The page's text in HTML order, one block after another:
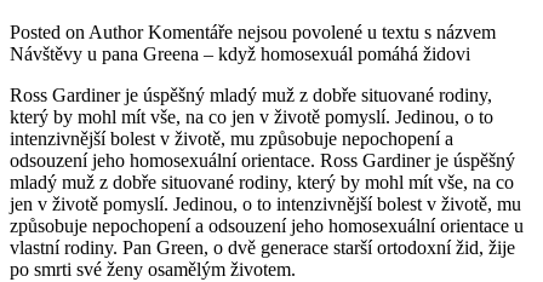
Posted on Author Komentáře nejsou povolené u textu s názvem
Návštěvy u pana Greena – když homosexuál pomáhá židovi
Ross Gardiner je úspěšný mladý muž z dobře situované rodiny,
který by mohl mít vše, na co jen v životě pomyslí. Jedinou, o to
intenzivnější bolest v životě, mu způsobuje nepochopení a
odsouzení jeho homosexuální orientace. Ross Gardiner je úspěšný
mladý muž z dobře situované rodiny, který by mohl mít vše, na co
jen v životě pomyslí. Jedinou, o to intenzivnější bolest v životě, mu
způsobuje nepochopení a odsouzení jeho homosexuální orientace u
vlastní rodiny. Pan Green, o dvě generace starší ortodoxní žid, žije
po smrti své ženy osamělým životem.